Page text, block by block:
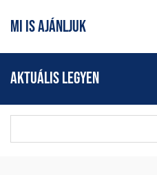
Legyél Te az első, aki ír értékelést
MI IS AJÁNLJUK
AKTUÁLIS LEGYEN